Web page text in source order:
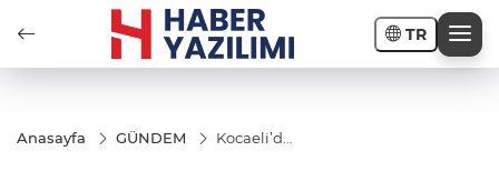
TR
Anasayfa GÜNDEM
Kocaeli’de